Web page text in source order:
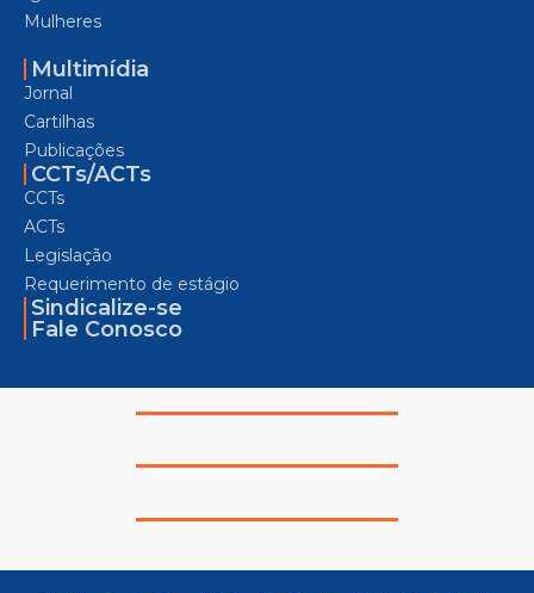
Mulheres
Multimídia
Jornal
Cartilhas
Publicações
CCTs/ACTs
CCTs
ACTs
Legislação
Requerimento de estágio
Sindicalize-se
Fale Conosco